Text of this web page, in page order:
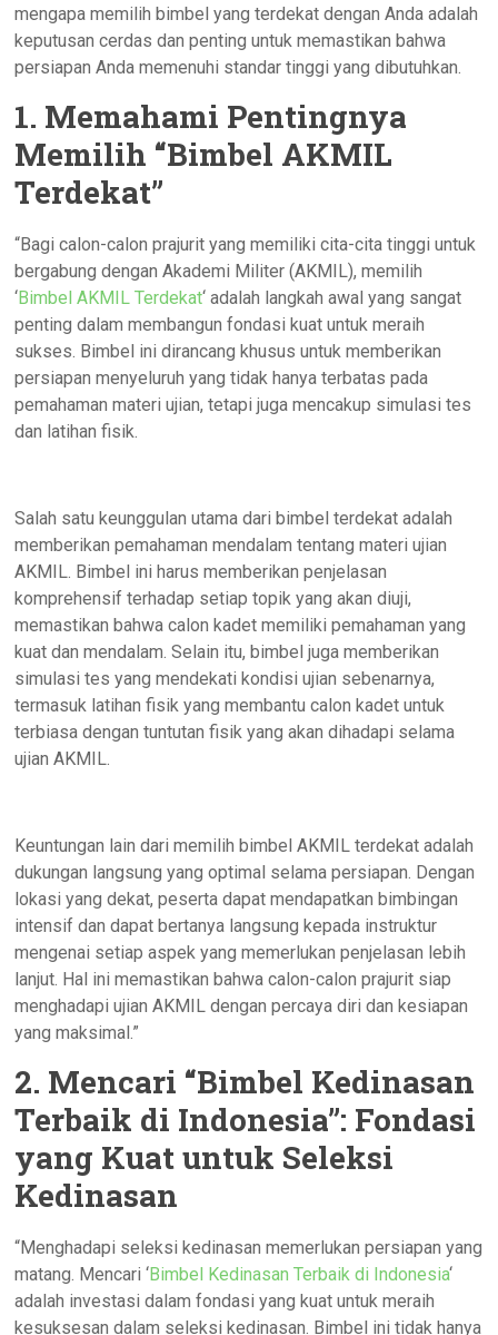
mengapa memilih bimbel yang terdekat dengan Anda adalah
keputusan cerdas dan penting untuk memastikan bahwa
persiapan Anda memenuhi standar tinggi yang dibutuhkan.
1. Memahami Pentingnya
Memilih “Bimbel AKMIL
Terdekat”
“Bagi calon-calon prajurit yang memiliki cita-cita tinggi untuk
bergabung dengan Akademi Militer (AKMIL), memilih
‘Bimbel AKMIL Terdekat‘ adalah langkah awal yang sangat
penting dalam membangun fondasi kuat untuk meraih
sukses. Bimbel ini dirancang khusus untuk memberikan
persiapan menyeluruh yang tidak hanya terbatas pada
pemahaman materi ujian, tetapi juga mencakup simulasi tes
dan latihan fisik.
Salah satu keunggulan utama dari bimbel terdekat adalah
memberikan pemahaman mendalam tentang materi ujian
AKMIL. Bimbel ini harus memberikan penjelasan
komprehensif terhadap setiap topik yang akan diuji,
memastikan bahwa calon kadet memiliki pemahaman yang
kuat dan mendalam. Selain itu, bimbel juga memberikan
simulasi tes yang mendekati kondisi ujian sebenarnya,
termasuk latihan fisik yang membantu calon kadet untuk
terbiasa dengan tuntutan fisik yang akan dihadapi selama
ujian AKMIL.
Keuntungan lain dari memilih bimbel AKMIL terdekat adalah
dukungan langsung yang optimal selama persiapan. Dengan
lokasi yang dekat, peserta dapat mendapatkan bimbingan
intensif dan dapat bertanya langsung kepada instruktur
mengenai setiap aspek yang memerlukan penjelasan lebih
lanjut. Hal ini memastikan bahwa calon-calon prajurit siap
menghadapi ujian AKMIL dengan percaya diri dan kesiapan
yang maksimal.”
2. Mencari “Bimbel Kedinasan
Terbaik di Indonesia”: Fondasi
yang Kuat untuk Seleksi
Kedinasan
“Menghadapi seleksi kedinasan memerlukan persiapan yang
matang. Mencari ‘Bimbel Kedinasan Terbaik di Indonesia‘
adalah investasi dalam fondasi yang kuat untuk meraih
kesuksesan dalam seleksi kedinasan. Bimbel ini tidak hanya